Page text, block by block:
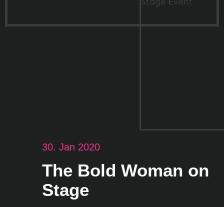
30. Jan 2020
The Bold Woman on
Stage